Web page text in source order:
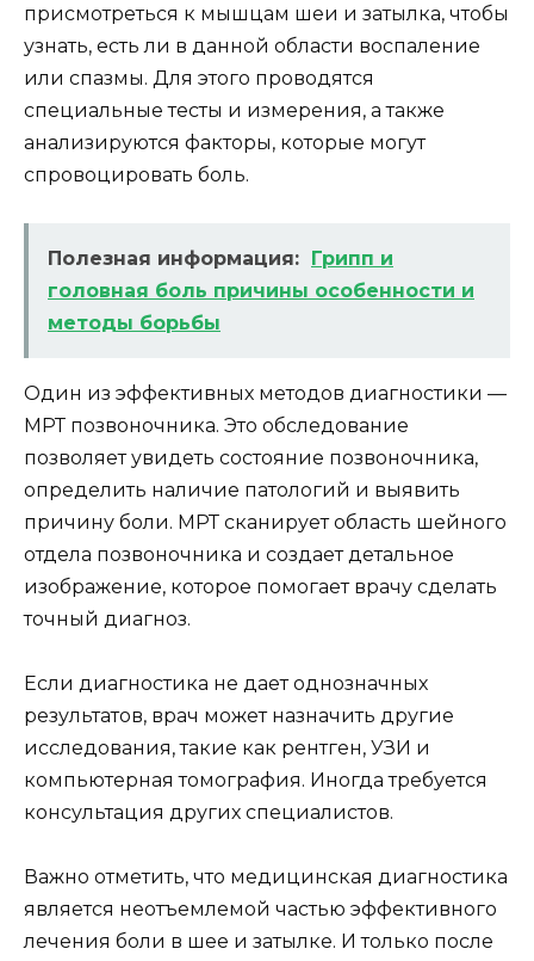
присмотреться к мышцам шеи и затылка, чтобы
узнать, есть ли в данной области воспаление
или спазмы. Для этого проводятся
специальные тесты и измерения, а также
анализируются факторы, которые могут
спровоцировать боль.
Полезная информация: Грипп и
головная боль причины особенности и
методы борьбы
Один из эффективных методов диагностики —
МРТ позвоночника. Это обследование
позволяет увидеть состояние позвоночника,
определить наличие патологий и выявить
причину боли. МРТ сканирует область шейного
отдела позвоночника и создает детальное
изображение, которое помогает врачу сделать
точный диагноз.
Если диагностика не дает однозначных
результатов, врач может назначить другие
исследования, такие как рентген, УЗИ и
компьютерная томография. Иногда требуется
консультация других специалистов.
Важно отметить, что медицинская диагностика
является неотъемлемой частью эффективного
лечения боли в шее и затылке. И только после